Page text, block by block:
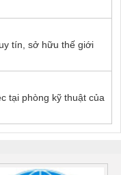
tín, sở hữu thế giới
tại phòng kỹ thuật của